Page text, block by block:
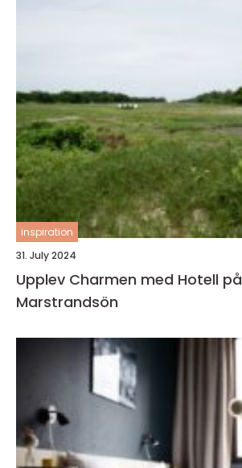
inspiration
31. July 2024
Upplev Charmen med Hotell på
Marstrandsön